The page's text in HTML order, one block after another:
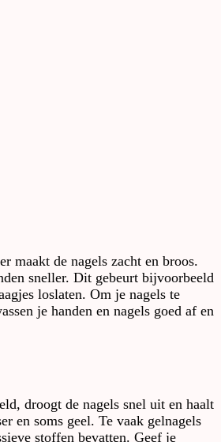
maakt de nagels zacht en broos.
sneller. Dit gebeurt bijvoorbeeld
loslaten. Om je nagels te
je handen en nagels goed af en
droogt de nagels snel uit en haalt
en soms geel. Te vaak gelnagels
stoffen bevatten. Geef je